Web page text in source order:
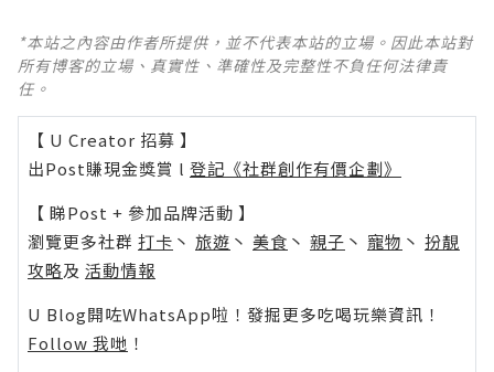
*本站之內容由作者所提供，並不代表本站的立場。因此本站對
所有博客的立場、真實性、準確性及完整性不負任何法律責
任。
【 U Creator 招募 】
出Post賺現金獎賞 l 登記《社群創作有價企劃》
【 睇Post + 參加品牌活動 】
瀏覽更多社群 打卡 丶 旅遊 丶 美食 丶 親子 丶 寵物 丶 扮靚
攻略及 活動情報
U Blog開咗WhatsApp啦！發掘更多吃喝玩樂資訊！
Follow 我哋 ！